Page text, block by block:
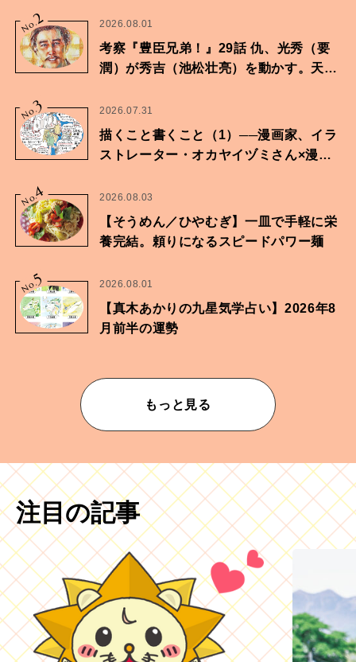
No.2 2026.08.01
考察『豊臣兄弟！』29話 仇、光秀（要
潤）が秀吉（池松壮亮）を動かす。天下
No.
3 2026.07.31
描くこと書くこと（1）──漫画家、イラ
ストレーター・オカヤイヅミさん×漫画
No.
4 2026.08.03
【そうめん／ひやむぎ】一皿で手軽に栄
養完結。頼りになるスピードパワー麺
No.
5 2026.08.01
【真木あかりの九星気学占い】2026年8
月前半の運勢
もっと見る
注目の記事